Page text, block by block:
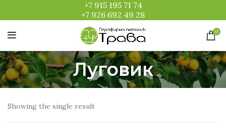
+7 915 195 71 74
+7 926 692 49 28
0
Луговик
Showing the single result